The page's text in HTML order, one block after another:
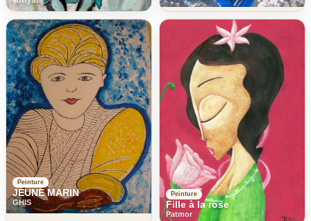
Peinture
JEUNE MARIN
GHIS
Peinture
Fille à la rose
Patmor